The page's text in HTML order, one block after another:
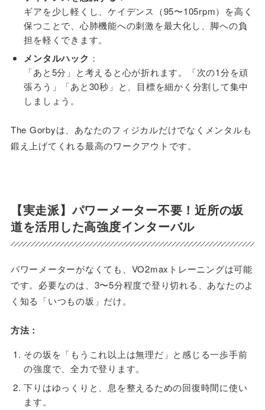
ギアを少し軽くし、ケイデンス（95〜105rpm）を高く
保つことで、心肺機能への刺激を最大化し、脚への負
担を軽くできます。
メンタルハック ：
「あと5分」と考えると心が折れます。「次の1分を頑
張ろう」「あと30秒」と、目標を細かく分割して集中
しましょう。
The Gorbyは、あなたのフィジカルだけでなくメンタルも
鍛え上げてくれる最高のワークアウトです。
【実走派】パワーメーター不要！近所の坂
道を活用した高強度インターバル
パワーメーターがなくても、VO2maxトレーニングは可能
です。必要なのは、3〜5分程度で登り切れる、あなたのよ
く知る「いつもの坂」だけ。
方法：
その坂を「もうこれ以上は無理だ」と感じる一歩手前
の強度で、全力で登ります。
下りはゆっくりと、息を整えるための回復時間に使い
ます。